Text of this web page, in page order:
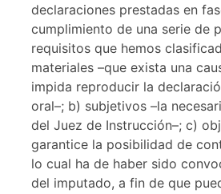
declaraciones prestadas en
cumplimiento de una serie de
requisitos que hemos
materiales –que exista una
impida reproducir la
oral–; b) subjetivos –la
del Juez de Instrucción–; c)
garantice la posibilidad de
lo cual ha de haber sido
del imputado, a fin de que